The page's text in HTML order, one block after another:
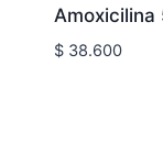
$38.600